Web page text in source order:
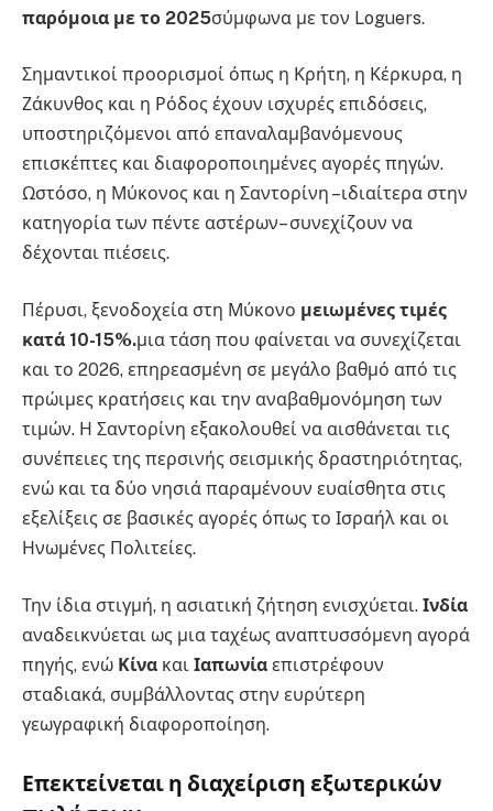
παρόμοια με το 2025σύμφωνα με τον Loguers.
Σημαντικοί προορισμοί όπως η Κρήτη, η Κέρκυρα, η
Ζάκυνθος και η Ρόδος έχουν ισχυρές επιδόσεις,
υποστηριζόμενοι από επαναλαμβανόμενους
επισκέπτες και διαφοροποιημένες αγορές πηγών.
Ωστόσο, η Μύκονος και η Σαντορίνη –ιδιαίτερα στην
κατηγορία των πέντε αστέρων– συνεχίζουν να
δέχονται πιέσεις.
Πέρυσι, ξενοδοχεία στη Μύκονο μειωμένες τιμές
κατά 10-15%.μια τάση που φαίνεται να συνεχίζεται
και το 2026, επηρεασμένη σε μεγάλο βαθμό από τις
πρώιμες κρατήσεις και την αναβαθμονόμηση των
τιμών. Η Σαντορίνη εξακολουθεί να αισθάνεται τις
συνέπειες της περσινής σεισμικής δραστηριότητας,
ενώ και τα δύο νησιά παραμένουν ευαίσθητα στις
εξελίξεις σε βασικές αγορές όπως το Ισραήλ και οι
Ηνωμένες Πολιτείες.
Την ίδια στιγμή, η ασιατική ζήτηση ενισχύεται. Ινδία
αναδεικνύεται ως μια ταχέως αναπτυσσόμενη αγορά
πηγής, ενώ Κίνα και Ιαπωνία επιστρέφουν
σταδιακά, συμβάλλοντας στην ευρύτερη
γεωγραφική διαφοροποίηση.
Επεκτείνεται η διαχείριση εξωτερικών